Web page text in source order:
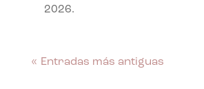
2026.
« Entradas más antiguas